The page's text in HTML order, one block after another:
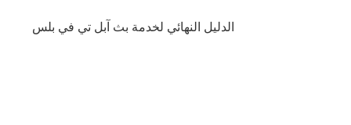
الدليل النهائي لخدمة بث آبل تي في بلس